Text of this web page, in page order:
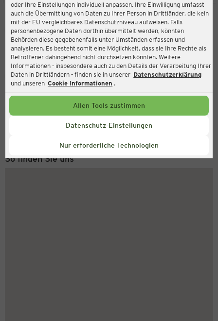
oder Ihre Einstellungen individuell anpassen. Ihre Einwilligung umfasst
auch die Übermittlung von Daten zu Ihrer Person in Drittländer, die kein
mit der EU vergleichbares Datenschutzniveau aufweisen. Falls
personenbezogene Daten dorthin übermittelt werden, könnten
Behörden diese gegebenenfalls unter Umständen erfassen und
analysieren. Es besteht somit eine Möglichkeit, dass sie Ihre Rechte als
Betroffener dahingehend nicht durchsetzen könnten. Weitere
Informationen - insbesondere auch zu den Details der Verarbeitung Ihrer
Daten in Drittländern - finden sie in unserer Datenschutzerklärung
und unseren Cookie Informationen .
Allen Tools zustimmen
Datenschutz-Einstellungen
Nur erforderliche Technologien
Ernsting's family
Stadtplatz 6, 94486 Osterhofen
Aktuell:
Geschlossen
Service Hotline
+43 (0) 1 2675 502
So finden Sie uns